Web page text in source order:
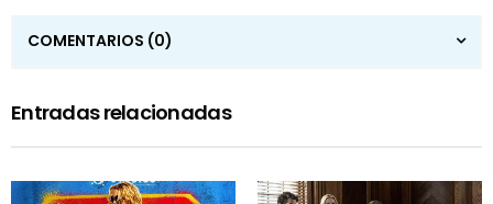
COMENTARIOS (0)
Entradas relacionadas